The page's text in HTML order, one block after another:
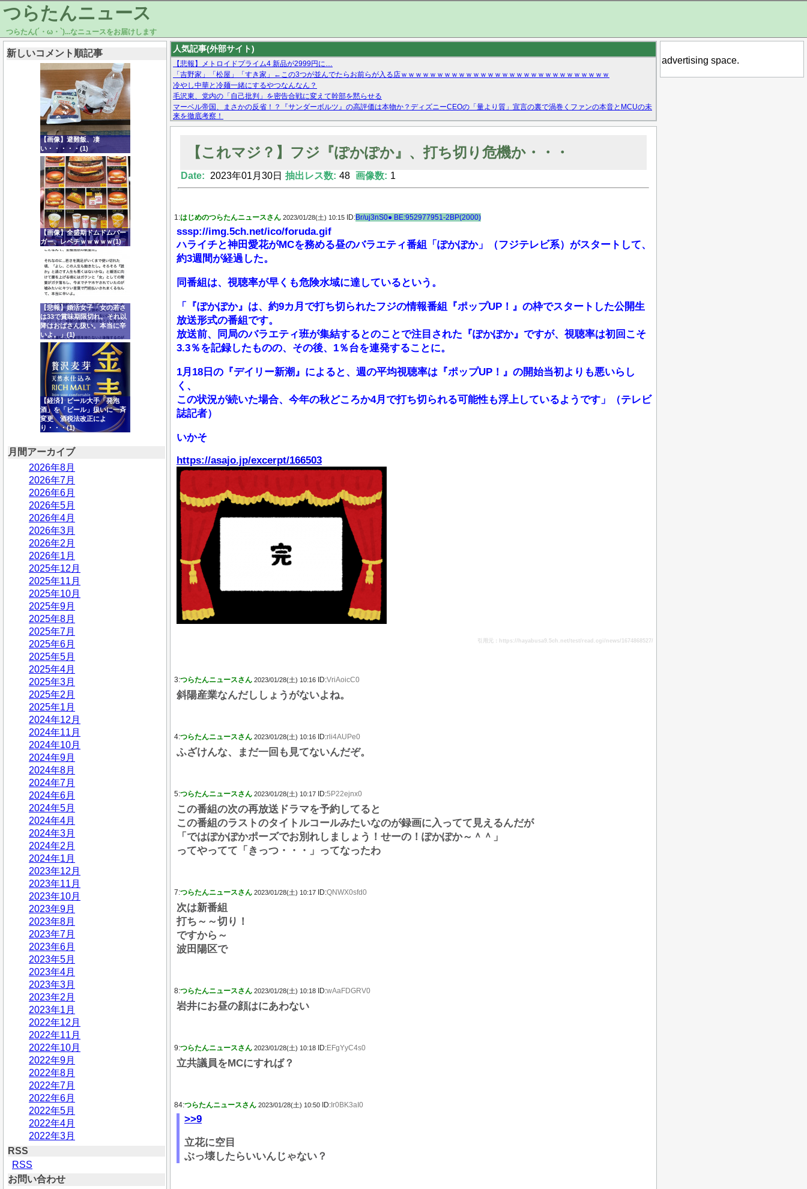
つらたんニュース
つらたん(´・ω・`)...なニュースをお届けします
新しいコメント順記事
【画像】避難飯、凄
い・・・・・(1)
【画像】全盛期ドムドムバー
ガー、レベチｗｗｗｗｗ(1)
【悲報】婚活女子「女の若さ
は33で賞味期限切れ。それ以
降はおばさん扱い。本当に辛
いよ。」(1)
【経済】ビール大手「発泡
酒」を「ビール」扱いに一斉
変更 酒税法改正によ
り・・・(1)
月間アーカイブ
2026年8月
2026年7月
2026年6月
2026年5月
2026年4月
2026年3月
2026年2月
2026年1月
2025年12月
2025年11月
2025年10月
2025年9月
2025年8月
2025年7月
2025年6月
2025年5月
2025年4月
2025年3月
2025年2月
2025年1月
2024年12月
2024年11月
2024年10月
2024年9月
2024年8月
2024年7月
2024年6月
2024年5月
2024年4月
2024年3月
2024年2月
2024年1月
2023年12月
2023年11月
2023年10月
2023年9月
2023年8月
2023年7月
2023年6月
2023年5月
2023年4月
2023年3月
2023年2月
2023年1月
2022年12月
2022年11月
2022年10月
2022年9月
2022年8月
2022年7月
2022年6月
2022年5月
2022年4月
2022年3月
RSS
RSS
お問い合わせ
人気記事(外部サイト)
【悲報】メトロイドプライム4 新品が2999円に…
「吉野家」「松屋」「すき家」←この3つが並んでたらお前らが入る店ｗｗｗｗｗｗｗｗｗｗｗｗｗｗｗｗｗｗｗｗｗｗｗｗｗｗｗｗｗ
冷やし中華と冷麺一緒にするやつなんなん？
毛沢東、党内の「自己批判」を密告合戦に変えて幹部を黙らせる
マーベル帝国、まさかの反省！？『サンダーボルツ』の高評価は本物か？ディズニーCEOの「量より質」宣言の裏で渦巻くファンの本音とMCUの未
来を徹底考察！
【モー娘。石田亜佑美】ファーストテイク出演も新規獲得ならず？北川莉央が1位に
【これマジ？】フジ『ぽかぽか』、打ち切り危機か・・・
Date: 2023年01月30日 抽出レス数: 48 画像数: 1
1:はじめのつらたんニュースさん 2023/01/28(土) 10:15 ID:Br/uj3nS0● BE:952977951-2BP(2000)
sssp://img.5ch.net/ico/foruda.gif
ハライチと神田愛花がMCを務める昼のバラエティ番組「ぽかぽか」（フジテレビ系）がスタートして、
約3週間が経過した。
同番組は、視聴率が早くも危険水域に達しているという。
「『ぽかぽか』は、約9カ月で打ち切られたフジの情報番組『ポップUP！』の枠でスタートした公開生
放送形式の番組です。
放送前、同局のバラエティ班が集結するとのことで注目された『ぽかぽか』ですが、視聴率は初回こそ
3.3％を記録したものの、その後、1％台を連発することに。
1月18日の『デイリー新潮』によると、週の平均視聴率は『ポップUP！』の開始当初よりも悪いらし
く、
この状況が続いた場合、今年の秋どころか4月で打ち切られる可能性も浮上しているようです」（テレビ
誌記者）
いかそ
https://asajo.jp/excerpt/166503
引用元：https://hayabusa9.5ch.net/test/read.cgi/news/1674868527/
3:つらたんニュースさん 2023/01/28(土) 10:16 ID:VriAoicC0
斜陽産業なんだししょうがないよね。
4:つらたんニュースさん 2023/01/28(土) 10:16 ID:rli4AUPe0
ふざけんな、まだ一回も見てないんだぞ。
5:つらたんニュースさん 2023/01/28(土) 10:17 ID:5P22ejnx0
この番組の次の再放送ドラマを予約してると
この番組のラストのタイトルコールみたいなのが録画に入ってて見えるんだが
「ではぽかぽかポーズでお別れしましょう！せーの！ぽかぽか～＾＾」
ってやってて「きっつ・・・」ってなったわ
7:つらたんニュースさん 2023/01/28(土) 10:17 ID:QNWX0sfd0
次は新番組
打ち～～切り！
ですから～
波田陽区で
8:つらたんニュースさん 2023/01/28(土) 10:18 ID:wAaFDGRV0
岩井にお昼の顔はにあわない
9:つらたんニュースさん 2023/01/28(土) 10:18 ID:EFgYyC4s0
立共議員をMCにすれば？
84:つらたんニュースさん 2023/01/28(土) 10:50 ID: Ir0BK3aI0
>>9
立花に空目
ぶっ壊したらいいんじゃない？
advertising space.